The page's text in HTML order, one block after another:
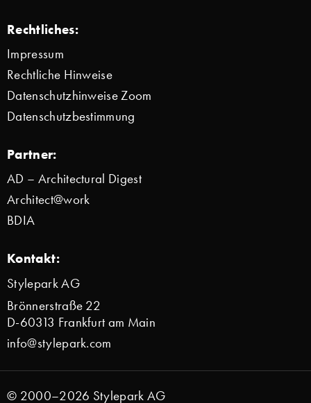
Rechtliches:
Impressum
Rechtliche Hinweise
Datenschutzhinweise Zoom
Datenschutzbestimmung
Partner:
AD – Architectural Digest
Architect@work
BDIA
Kontakt:
Stylepark AG
Brönnerstraße 22
D-60313 Frankfurt am Main
info@stylepark.com
© 2000–2026 Stylepark AG